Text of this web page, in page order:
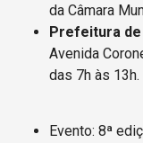
da Câmara
Prefeitura de
Avenida
das 7h às 13h.
Evento: 8ª